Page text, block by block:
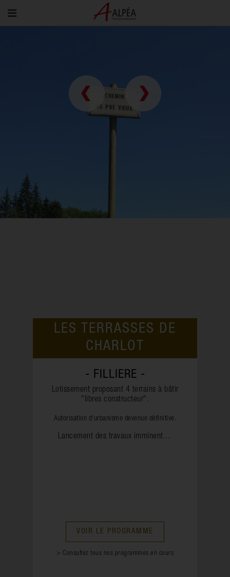
LES TERRASSES DE
CHARLOT
- FILLIERE -
Lotissement proposant 4 terrains à bâtir
"libres constructeur".
Autorisation d'urbanisme devenue définitive.
Lancement des travaux imminent...
VOIR LE PROGRAMME
> Consultez tous nos programmes en cours